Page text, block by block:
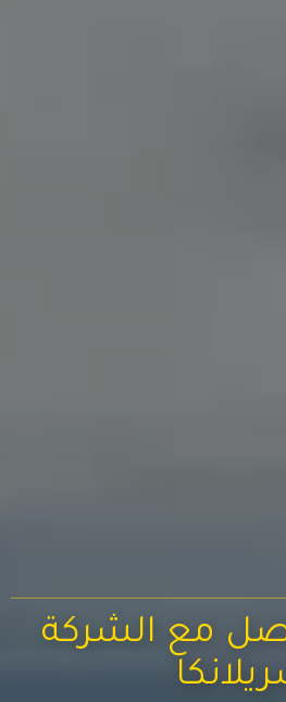
مع الشركة